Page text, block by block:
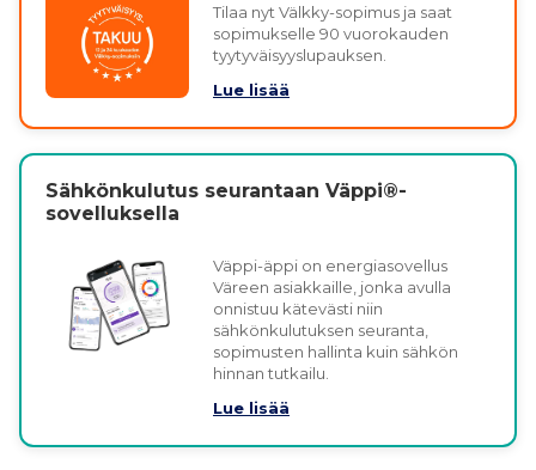
Tilaa nyt Välkky-sopimus ja saat
sopimukselle 90 vuorokauden
tyytyväisyyslupauksen.
Lue lisää
Sähkönkulutus seurantaan Väppi®-
sovelluksella
Väppi-äppi on energiasovellus
Väreen asiakkaille, jonka avulla
onnistuu kätevästi niin
sähkönkulutuksen seuranta,
sopimusten hallinta kuin sähkön
hinnan tutkailu.
Lue lisää